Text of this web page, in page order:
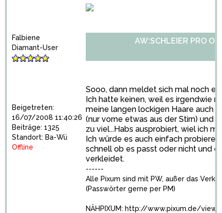
Falbiene
Diamant-User
Beigetreten:
16/07/2008 11:40:26
Beiträge: 1325
Standort: Ba-Wü
Offline
AW:SCHLEIER PRO
Sooo, dann meldet sich mal noch
Ich hatte keinen, weil es irgendwie
meine langen lockigen Haare auch
(nur vorne etwas aus der Stirn) und
zu viel...Habs ausprobiert, wiel ich
Ich würde es auch einfach
schnell ob es passt oder nicht und
verkleidet.
------
Alle Pixum sind mit PW, außer das
(Passwörter gerne per PM)
NÄHPIXUM: http://www.pixum.de/